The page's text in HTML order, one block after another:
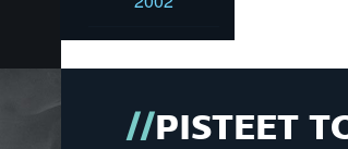
PISTEET